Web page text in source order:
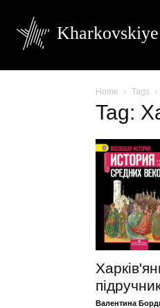
Kharkovskiye
Home Tags
Tag:
Валентина